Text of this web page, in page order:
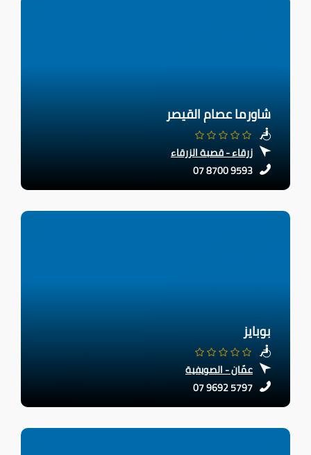
شاورما عصام القيصر
زرقاء - قصبة الزرقاء
07 8700 9593
بوبايز
عمّان - الصويفية
07 9692 5797